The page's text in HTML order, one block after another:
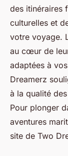
des itinéraires
culturelles et
votre voyage.
au cœur de
adaptées à
Dreamerz
à la qualité
Pour plonger
aventures
site de Two